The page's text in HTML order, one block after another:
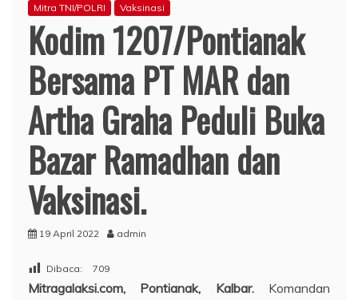
Mitra TNI/POLRI Vaksinasi
Kodim 1207/Pontianak
Bersama PT MAR dan
Artha Graha Peduli Buka
Bazar Ramadhan dan
Vaksinasi.
19 April 2022 admin
Dibaca: 709
Mitragalaksi.com, Pontianak, Kalbar.Komandan